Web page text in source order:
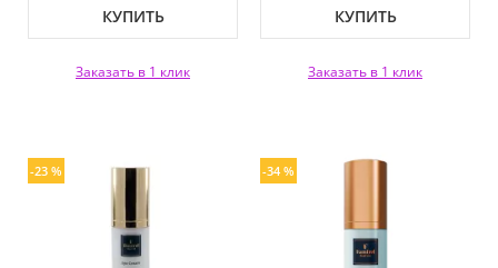
КУПИТЬ
Заказать в 1 клик
КУПИТЬ
Заказать в 1 клик
-23 % -34 %